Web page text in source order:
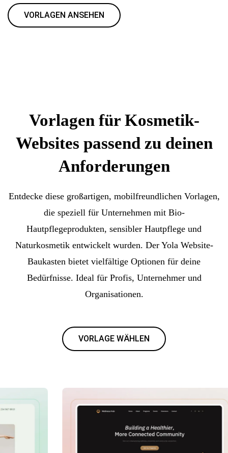
VORLAGEN ANSEHEN
Vorlagen für Kosmetik-
Websites passend zu deinen
Anforderungen
Entdecke diese großartigen, mobilfreundlichen Vorlagen,
die speziell für Unternehmen mit Bio-
Hautpflegeprodukten, sensibler Hautpflege und
Naturkosmetik entwickelt wurden. Der Yola Website-
Baukasten bietet vielfältige Optionen für deine
Bedürfnisse. Ideal für Profis, Unternehmer und
Organisationen.
VORLAGE WÄHLEN